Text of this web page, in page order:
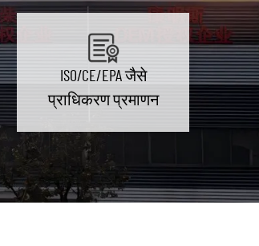
ISO/CE/EPA जैसे
प्राधिकरण प्रमाणन